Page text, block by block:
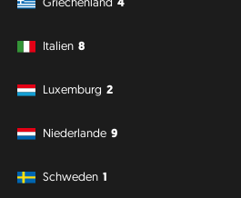
Italien 8
Luxemburg 2
Niederlande 9
Schweden 1